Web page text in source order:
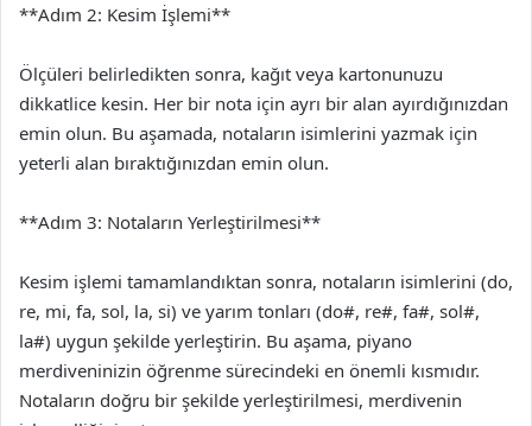
**Adım 2: Kesim İşlemi**
Ölçüleri belirledikten sonra, kağıt veya kartonunuzu
dikkatlice kesin. Her bir nota için ayrı bir alan ayırdığınızdan
emin olun. Bu aşamada, notaların isimlerini yazmak için
yeterli alan bıraktığınızdan emin olun.
**Adım 3: Notaların Yerleştirilmesi**
Kesim işlemi tamamlandıktan sonra, notaların isimlerini (do,
re, mi, fa, sol, la, si) ve yarım tonları (do#, re#, fa#, sol#,
la#) uygun şekilde yerleştirin. Bu aşama, piyano
merdiveninizin öğrenme sürecindeki en önemli kısmıdır.
Notaların doğru bir şekilde yerleştirilmesi, merdivenin